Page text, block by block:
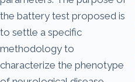
the battery test proposed is
to settle a specific
methodology to
characterize the phenotype